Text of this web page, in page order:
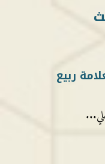
ربيع